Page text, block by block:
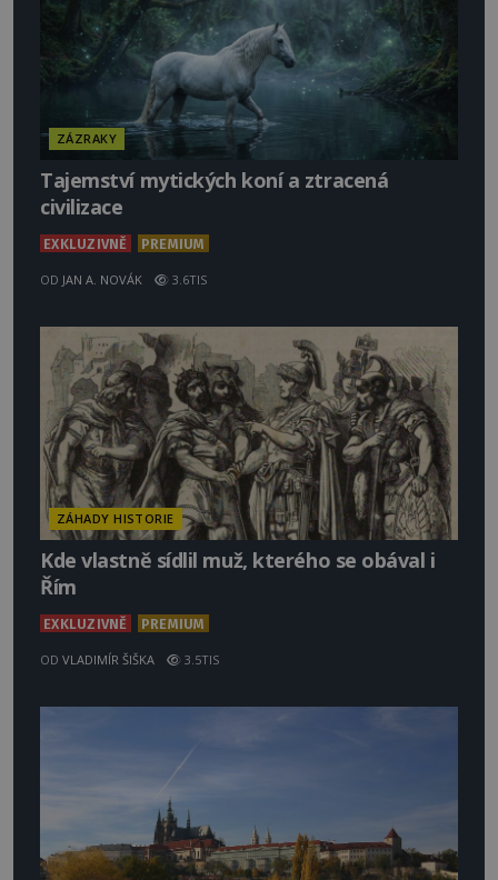
ZÁZRAKY
Tajemství mytických koní a ztracená
civilizace
EXKLUZIVNĚ PREMIUM
OD JAN A. NOVÁK 3.6TIS
ZÁHADY HISTORIE
Kde vlastně sídlil muž, kterého se obával i
Řím
EXKLUZIVNĚ PREMIUM
OD VLADIMÍR ŠIŠKA 3.5TIS